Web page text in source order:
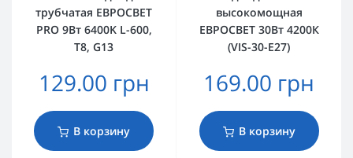
трубчатая ЕВРОСВЕТ
PRO 9Вт 6400K L-600,
T8, G13
129.00 грн
В корзину
высокомощная
ЕВРОСВЕТ 30Вт 4200К
(VIS-30-E27)
169.00 грн
В корзину